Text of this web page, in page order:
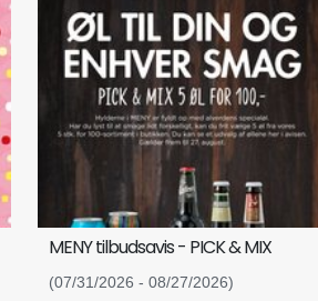
MENY tilbudsavis - PICK & MIX
(07/31/2026 - 08/27/2026)